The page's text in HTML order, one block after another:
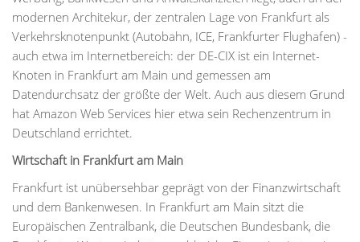
modernen Architekur, der zentralen Lage von Frankfurt als
Verkehrsknotenpunkt (Autobahn, ICE, Frankfurter Flughafen) -
auch etwa im Internetbereich: der DE-CIX ist ein Internet-
Knoten in Frankfurt am Main und gemessen am
Datendurchsatz der größte der Welt. Auch aus diesem Grund
hat Amazon Web Services hier etwa sein Rechenzentrum in
Deutschland errichtet.
Wirtschaft in Frankfurt am Main
Frankfurt ist unübersehbar geprägt von der Finanzwirtschaft
und dem Bankenwesen. In Frankfurt am Main sitzt die
Europäischen Zentralbank, die Deutschen Bundesbank, die